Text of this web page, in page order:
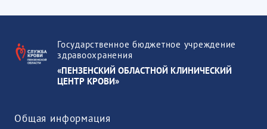
Государственное бюджетное учреждение
здравоохранения
«ПЕНЗЕНСКИЙ ОБЛАСТНОЙ КЛИНИЧЕСКИЙ
ЦЕНТР КРОВИ»
Общая информация